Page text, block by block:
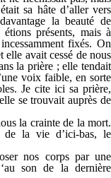
sa hâte d’aller vers
la beauté de
présents, mais à
fixés. On
elle avait cessé de nous
la prière ; elle tendait
voix faible, en sorte
Je cite ici sa prière,
se trouvait auprès de
la crainte de la mort.
la vie d’ici-bas, le
nos corps par une
son de la dernière